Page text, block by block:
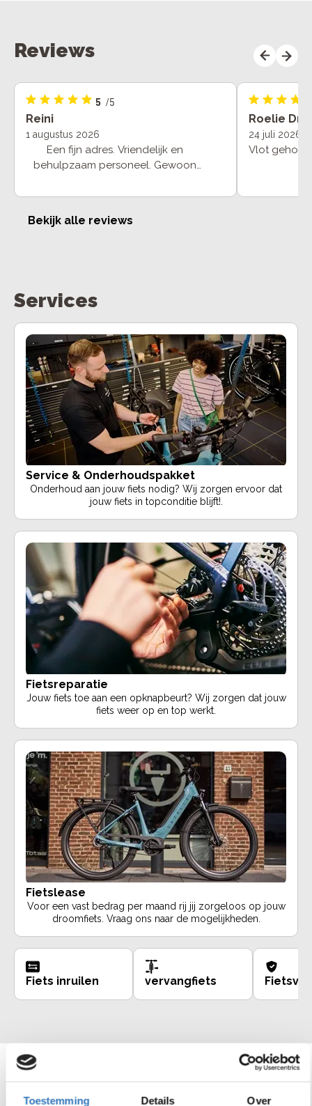
Toestemming Details Over
Reviews
5 /5
Reini
1 augustus 2026
Een fijn adres. Vriendelijk en
behulpzaam personeel. Gewoon
Roelie
24 juli 2026
Vlot
Bekijk alle reviews
Services
Service & Onderhoudspakket
Onderhoud aan jouw fiets nodig? Wij zorgen ervoor dat
jouw fiets in topconditie blijft!.
Fietsreparatie
Jouw fiets toe aan een opknapbeurt? Wij zorgen dat jouw
fiets weer op en top werkt.
Fietslease
Voor een vast bedrag per maand rij jij zorgeloos op jouw
droomfiets. Vraag ons naar de mogelijkheden.
Fiets inruilen vervangfiets
Bekijk ons assortiment